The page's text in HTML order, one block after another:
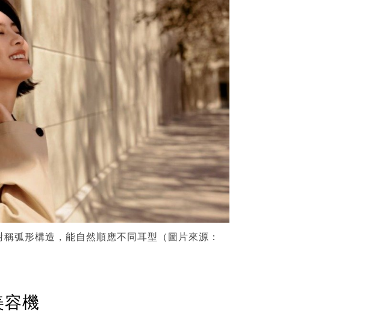
弧形構造，能自然順應不同耳型（圖片來源：
機